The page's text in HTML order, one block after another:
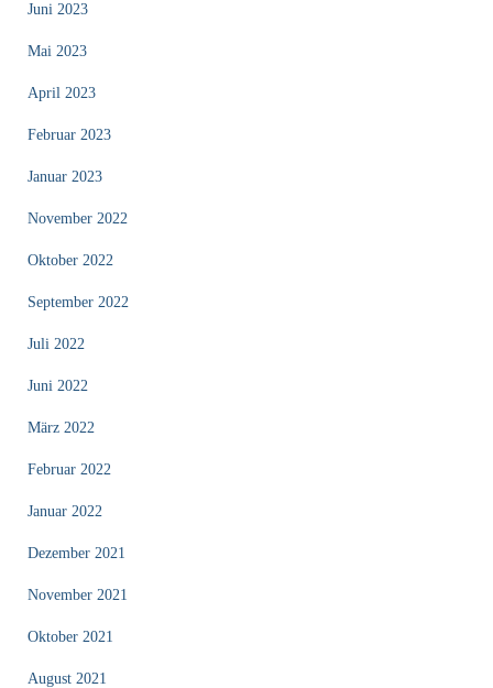
Juni 2023
Mai 2023
April 2023
Februar 2023
Januar 2023
November 2022
Oktober 2022
September 2022
Juli 2022
Juni 2022
März 2022
Februar 2022
Januar 2022
Dezember 2021
November 2021
Oktober 2021
August 2021